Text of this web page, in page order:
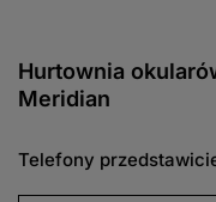
Hurtownia
Meridian
Telefony